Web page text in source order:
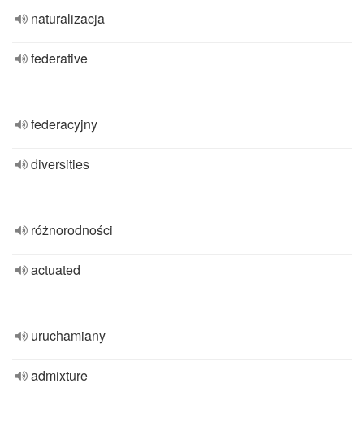
naturalizacja
federative
federacyjny
diversities
różnorodności
actuated
uruchamiany
admixture